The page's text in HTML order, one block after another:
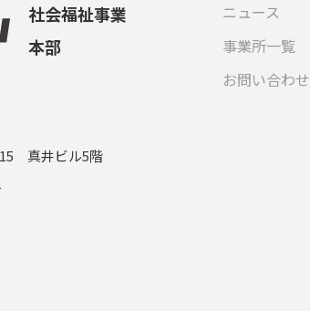
社会福祉事業
本部
真井ビル5階
ニュース
事業所一覧
お問い合わせ